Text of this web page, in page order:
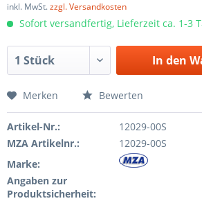
inkl. MwSt.zzgl. Versandkosten
Sofort versandfertig, Lieferzeit ca. 1-3
In den
Merken Bewerten
Artikel-Nr.:
12029-00S
MZA Artikelnr.:
12029-00S
Marke:
Angaben zur
Produktsicherheit: